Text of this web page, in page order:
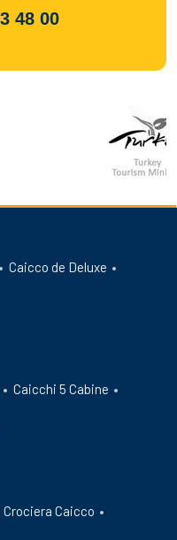
48 00
Caicco de Deluxe
Caicchi 5 Cabine
Caicco